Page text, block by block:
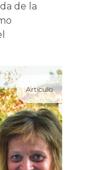
de la
Artículo